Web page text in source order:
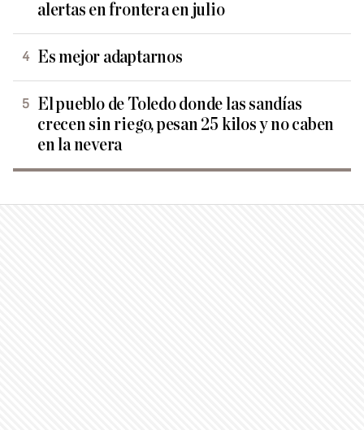
alertas en frontera en julio
Es mejor adaptarnos
El pueblo de Toledo donde las sandías
crecen sin riego, pesan 25 kilos y no caben
en la nevera